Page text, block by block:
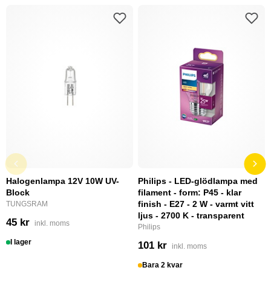
Halogenlampa 12V 10W UV-
Block
TUNGSRAM
45 kr inkl. moms
I lager
Philips - LED-glödlampa med
filament - form: P45 - klar
finish - E27 - 2 W - varmt vitt
ljus - 2700 K - transparent
Philips
101 kr inkl. moms
Bara 2 kvar